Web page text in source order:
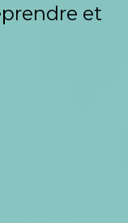
et